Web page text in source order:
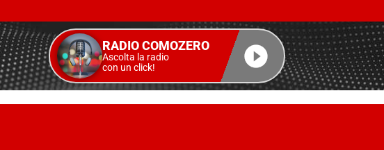
RADIO COMOZERO
Ascolta la radio
con un click!